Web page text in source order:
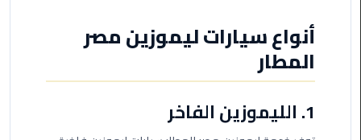
ليموزينأنواع سيارات ليموزين مصر
المطار
1. الليموزين الفاخر